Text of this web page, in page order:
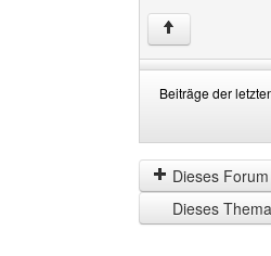
↑
Beiträge der
der
letzten
Zeit
anzeigen
by
Dieses
Dieses